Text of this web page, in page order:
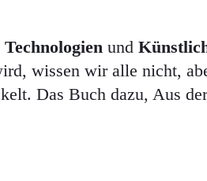
Technologien und
wissen wir alle nicht,
Das Buch dazu, Aus